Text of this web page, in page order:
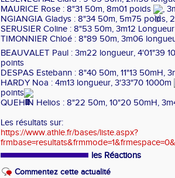
MAURICE Rose : 8"31 50m, 8m01 poids
,
NGIANGIA Gladys : 8"34 50m, 5m75 poids,
SERUSIER Coline : 8"53 50m, 3m12
TIMONNIER Chloé : 8"89 50m, 3m06
BEAUVALET Paul : 3m22 longueur, 4'01"39
points
DESPAS Estebann : 8"40 50m, 11"13 50mH,
HARDY Noa : 4m13 longueur, 3'33"70 1000m
points
QUEHIN Helios : 8"22 50m, 10"20 50mH,
Les résultats sur:
https://www.athle.fr/bases/liste.aspx?
les Réactions
Commentez cette actualité